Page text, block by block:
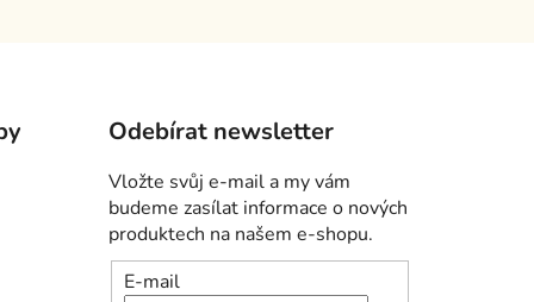
Odebírat newsletter
Vložte svůj e-mail a my vám
budeme zasílat informace o nových
produktech na našem e-shopu.
E-mail